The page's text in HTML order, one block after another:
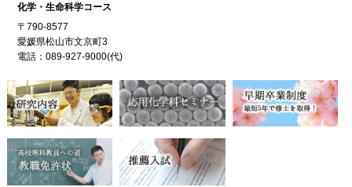
化学・生命科学コース
〒790-8577
愛媛県松山市文京町3
電話：089-927-9000(代)